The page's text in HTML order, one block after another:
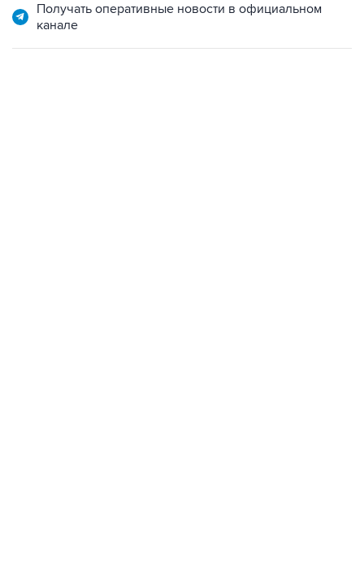
Получать оперативные новости в официальном
канале